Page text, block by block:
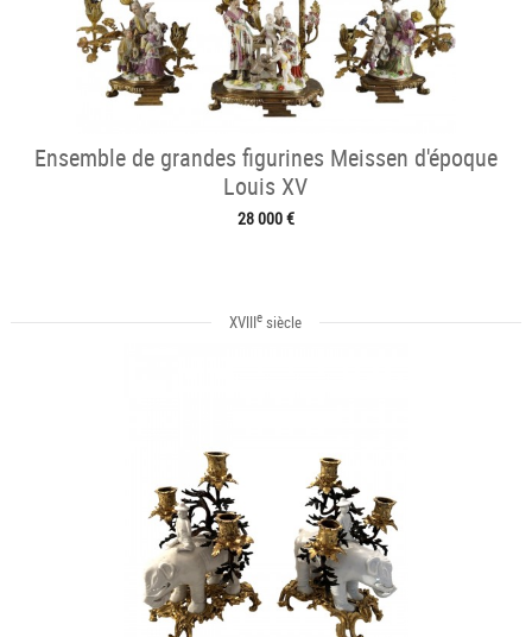
Ensemble de grandes figurines Meissen d'époque
Louis XV
28 000 €
XVIIIe siècle